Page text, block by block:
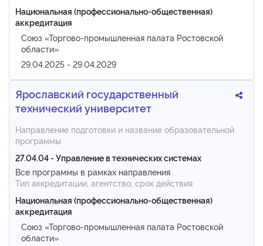
Национальная (профессионально-общественная)
аккредитация
Союз «Торгово-промышленная палата Ростовской
области»
29.04.2025 - 29.04.2029
Ярославский государственный
технический университет
Направление подготовки и название образовательной
программы
27.04.04 - Управление в технических системах
Все программы в рамках направления
Тип аккредитации, агентство, срок действия
Национальная (профессионально-общественная)
аккредитация
Союз «Торгово-промышленная палата Ростовской
области»